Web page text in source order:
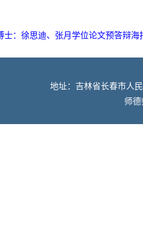
士：徐思迪、张月学位论文预答辩海
地址：吉林省长春市人
师德